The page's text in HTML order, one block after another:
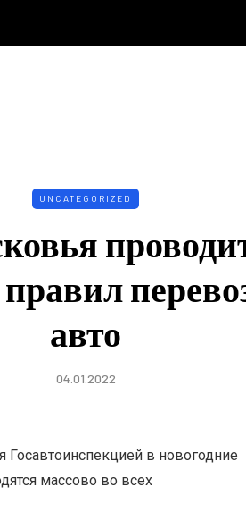
UNCATEGORIZED
авто
04.01.2022
Госавтоинспекцией в новогодние
массово во всех